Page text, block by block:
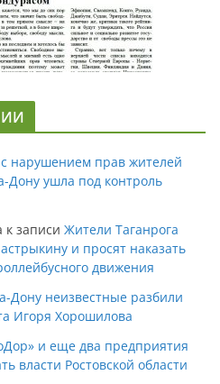
нарушением прав жителей
Дону ушла под контроль
к записи Жители Таганрога
и просят наказать
движения
Дону неизвестные разбили
Игоря Хорошилова
и еще два предприятия
власти Ростовской области